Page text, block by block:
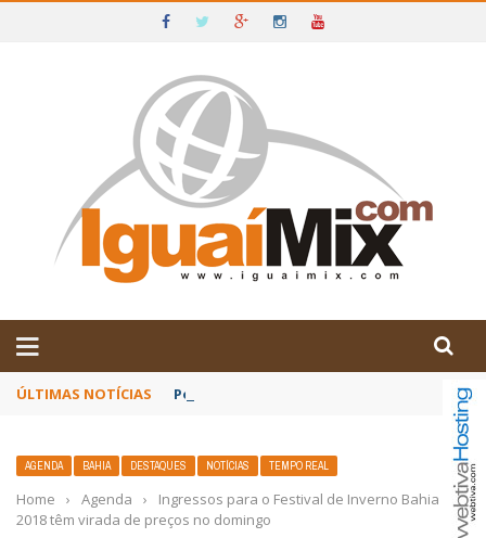
IGUAÍ E SUDOESTE DA BAHIA
ÚLTIMAS NOTÍCIAS Poetas baianos representam o Brasil no
AGENDA BAHIA DESTAQUES NOTÍCIAS TEMPO REAL
Home › Agenda ›
Ingressos para o Festival de Inverno Bahia
2018 têm virada de preços no domingo